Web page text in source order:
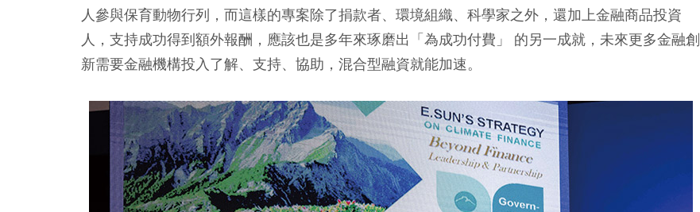
人參與保育動物行列，而這樣的專案除了捐款者、環境組織、科學家之外，還加上金融商品投資
人，支持成功得到額外報酬，應該也是多年來琢磨出「為成功付費」 的另一成就，未來更多金融創
新需要金融機構投入了解、支持、協助，混合型融資就能加速。